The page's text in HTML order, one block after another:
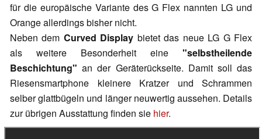
für die europäische Variante des G Flex nannten LG und
Orange allerdings bisher nicht.
Neben dem Curved Display bietet das neue LG G Flex
als weitere Besonderheit eine "selbstheilende
Beschichtung" an der Geräterückseite. Damit soll das
Riesensmartphone kleinere Kratzer und Schrammen
selber glattbügeln und länger neuwertig aussehen. Details
zur übrigen Ausstattung finden sie hier.